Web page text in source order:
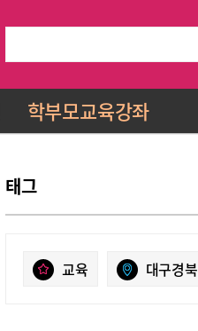
학부모교육강좌
태그
교육 대구경북